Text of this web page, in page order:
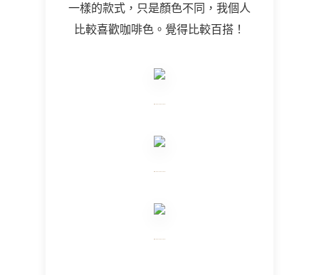
一樣的款式，只是顏色不同，我個人
比較喜歡咖啡色。覺得比較百搭！